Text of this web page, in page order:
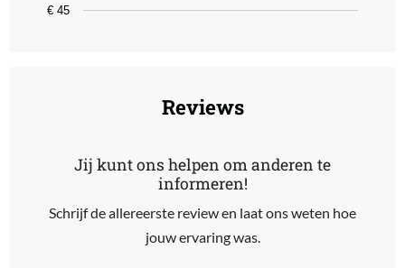
€ 45
Reviews
Jij kunt ons helpen om anderen te
informeren!
Schrijf de allereerste review en laat ons weten hoe
jouw ervaring was.